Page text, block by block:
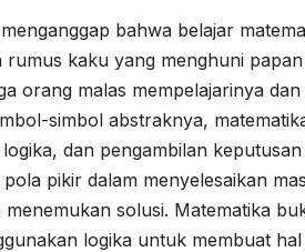
bahwa belajar
rumus kaku yang menghuni
orang malas mempelajarinya
simbol abstraknya,
dan pengambilan
pikir dalam menyelesaikan
solusi. Matematika
logika untuk membuat